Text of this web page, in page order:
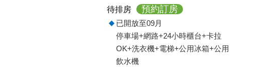
待排房
預約訂房
已開放至09月
停車場+網路+24小時櫃台+卡拉
OK+洗衣機+電梯+公用冰箱+公用
飲水機